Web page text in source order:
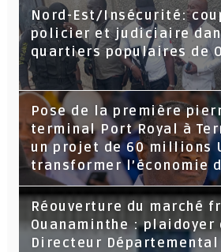
Nord-Est/Insécurité:
policier et judiciaire
quartiers populaires de
Pose de la première
terminal Port Royal à
un projet de 60 millions
transformer l’économie
Réouverture du marché
Ouanaminthe :
Directeur Départemental